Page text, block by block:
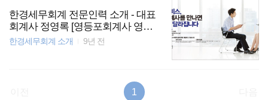
한경세무회계 전문인력 소개 - 대표
회계사 정영록 [영등포회계사 영등
포세무사]
한경세무회계 소개 9년 전
1